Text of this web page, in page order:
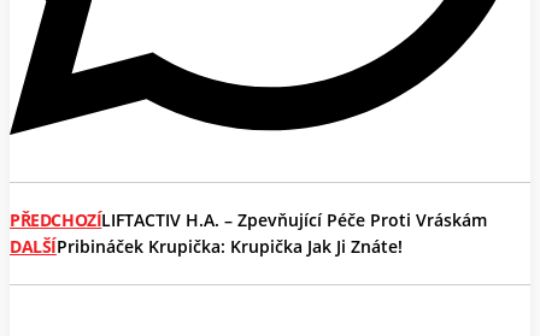
PŘEDCHOZÍLIFTACTIV H.A. – Zpevňující Péče Proti Vráskám
DALŠÍPribináček Krupička: Krupička Jak Ji Znáte!